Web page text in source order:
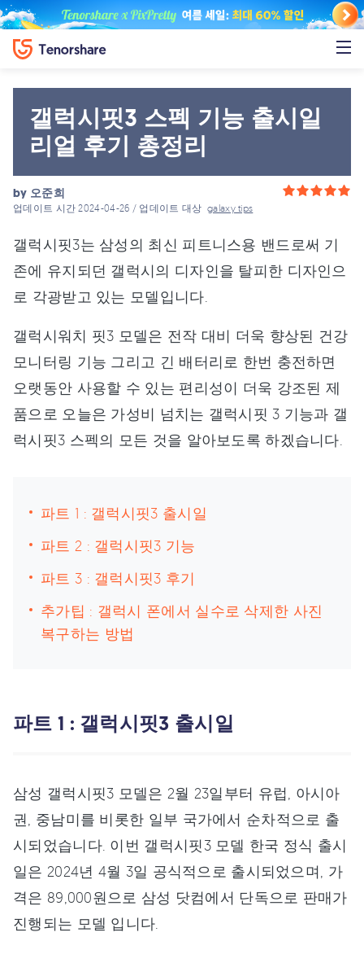
갤럭시핏3 스펙 기능 출시일
리얼 후기 총정리
by 오준희
업데이트 시간 2024-04-26 / 업데이트 대상galaxy tips
갤럭시핏3는 삼성의 최신 피트니스용 밴드로써 기
존에 유지되던 갤럭시의 디자인을 탈피한 디자인으
로 각광받고 있는 모델입니다.
갤럭시워치 핏3 모델은 전작 대비 더욱 향상된 건강
모니터링 기능 그리고 긴 배터리로 한번 충전하면
오랫동안 사용할 수 있는 편리성이 더욱 강조된 제
품으로 오늘은 가성비 넘치는 갤럭시핏 3 기능과 갤
럭시핏3 스펙의 모든 것을 알아보도록 하겠습니다.
파트 1 : 갤럭시핏3 출시일
파트 2 : 갤럭시핏3 기능
파트 3 : 갤럭시핏3 후기
추가팁 : 갤럭시 폰에서 실수로 삭제한 사진
복구하는 방법
파트 1 : 갤럭시핏3 출시일
삼성 갤럭시핏3 모델은 2월 23일부터 유럽, 아시아
권, 중남미를 비롯한 일부 국가에서 순차적으로 출
시되었습니다. 이번 갤럭시핏3 모델 한국 정식 출시
일은 2024년 4월 3일 공식적으로 출시되었으며, 가
격은 89,000원으로 삼성 닷컴에서 단독으로 판매가
진행되는 모델 입니다.